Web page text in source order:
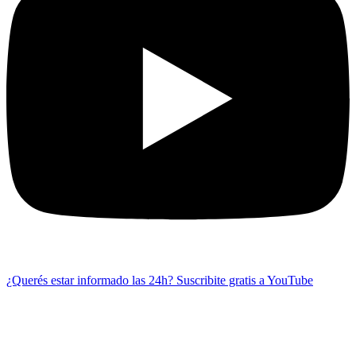
¿Querés estar informado las 24h? Suscribite gratis a YouTube